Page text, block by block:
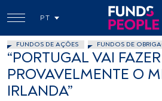
PT
FUNDOS DE AÇÕES FUNDOS DE
“PORTUGAL VAI FAZER
PROVAVELMENTE O
IRLANDA”